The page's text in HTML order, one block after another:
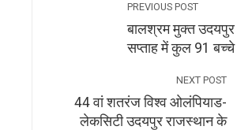
PREVIOUS POST
बालश्रम मुक्त
सप्ताह में कुल 91
NEXT POST
44 वां शतरंज विश्व ओलंपियाड-
लेकसिटी उदयपुर राजस्थान के